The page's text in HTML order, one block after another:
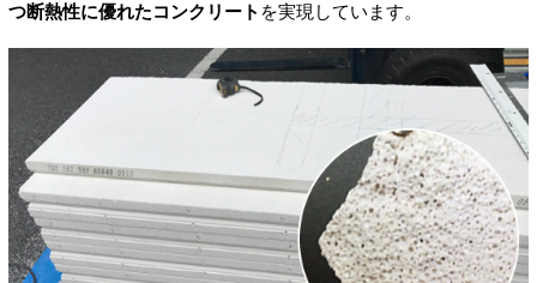
つ断熱性に優れたコンクリート を実現しています。